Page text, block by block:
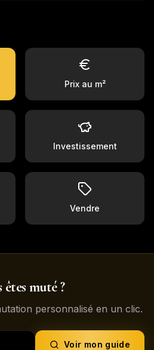
Prix au m²
Investissement
Vendre
êtes muté ?
personnalisé en un clic.
Voir mon guide